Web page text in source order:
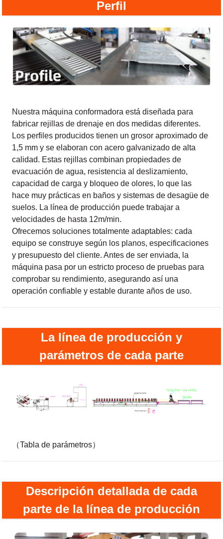
Perfil
Nuestra máquina conformadora está diseñada para
fabricar rejillas de drenaje en dos medidas diferentes.
Los perfiles producidos tienen un grosor aproximado de
1,5 mm y se elaboran con acero galvanizado de alta
calidad. Estas rejillas combinan propiedades de
evacuación de agua, resistencia al deslizamiento,
capacidad de carga y bloqueo de olores, lo que las
hace muy prácticas en baños y sistemas de desagüe de
suelos. La línea de producción puede trabajar a
velocidades de hasta 12m/min.
Ofrecemos soluciones totalmente adaptables: cada
equipo se construye según los planos, especificaciones
y presupuesto del cliente. Antes de ser enviada, la
máquina pasa por un estricto proceso de pruebas para
comprobar su rendimiento, asegurando así una
operación confiable y estable durante años de uso.
La línea de producción y
parámetros de cada parte
（Tabla de parámetros）
Descripción detallada de cada
parte de la línea de producción